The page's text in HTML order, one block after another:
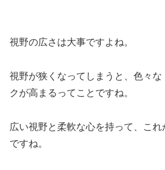
視野の広さは大事ですよね。
視野が狭くなってしまうと、色々
クが高まるってことですね。
広い視野と柔軟な心を持って、こ
ですね。